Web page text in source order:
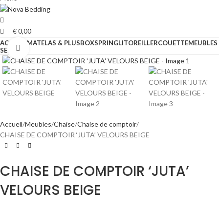
€0,00
ACCUEIL MATELAS & PLUSBOXSPRINGLITOREILLERCOUETTEMEUBLES
SERVICE
Cliquez pour agrandir
Accueil Meubles Chaise Chaise de comptoir
CHAISE DE COMPTOIR ‘JUTA’ VELOURS BEIGE
CHAISE DE COMPTOIR ‘JUTA’
VELOURS BEIGE